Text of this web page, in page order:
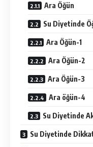
Ara Öğün
Su Diyetinde
Ara Öğün-1
Ara Öğün-2
Ara Öğün-3
Ara öğün-4
Su Diyetinde
Su Diyetinde